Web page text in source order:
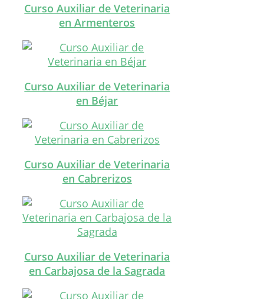
Curso Auxiliar de Veterinaria
en Armenteros
Curso Auxiliar de Veterinaria
en Béjar
Curso Auxiliar de Veterinaria
en Cabrerizos
Curso Auxiliar de Veterinaria
en Carbajosa de la Sagrada